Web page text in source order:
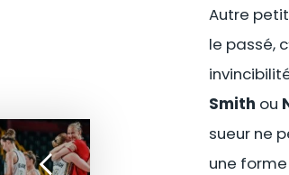
Autre
le passé,
Smith ou
sueur ne
une